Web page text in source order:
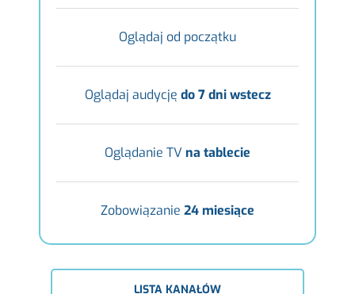
Oglądaj od początku
Oglądaj audycję do 7 dni wstecz
Oglądanie TV na tablecie
Zobowiązanie 24 miesiące
LISTA KANAŁÓW